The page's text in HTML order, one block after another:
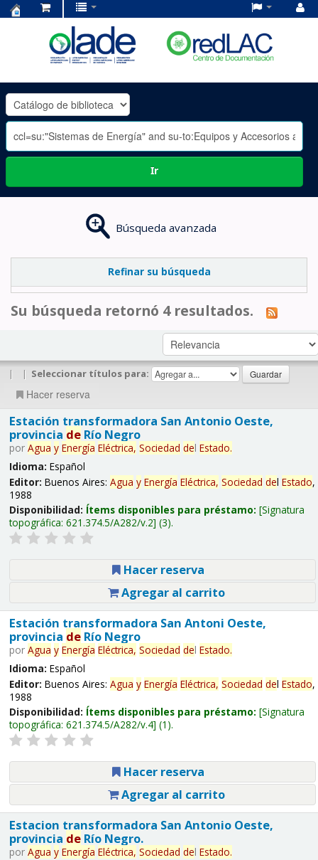
OLADE
-
Ir
Búsqueda avanzada
Refinar su búsqueda
Su búsqueda retornó 4 resultados.
| | Seleccionar títulos para:
Hacer reserva
Estación transformadora San Antonio Oeste,
provincia deRío Negro
por Agua y Energía Eléctrica, Sociedad del Estado.
Idioma: Español
Editor: Buenos Aires: Agua y Energía Eléctrica, Sociedad del Estado,
1988
Disponibilidad: Ítems disponibles para préstamo: Signatura
topográfica: 621.374.5/A282/v.2 (3).
Hacer reserva
Agregar al carrito
Estación transformadora San Antoni Oeste,
provincia deRío Negro
por Agua y Energía Eléctrica, Sociedad del Estado.
Idioma: Español
Editor: Buenos Aires: Agua y Energía Eléctrica, Sociedad del Estado,
1988
Disponibilidad: Ítems disponibles para préstamo: Signatura
topográfica: 621.374.5/A282/v.4 (1).
Hacer reserva
Agregar al carrito
Estacion transformadora San Antonio Oeste,
provincia deRío Negro.
por Agua y Energía Eléctrica, Sociedad del Estado.